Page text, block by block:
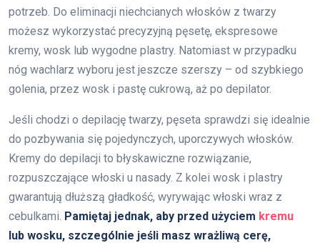
potrzeb. Do eliminacji niechcianych włosków z twarzy
możesz wykorzystać precyzyjną pęsetę, ekspresowe
kremy, wosk lub wygodne plastry. Natomiast w przypadku
nóg wachlarz wyboru jest jeszcze szerszy – od szybkiego
golenia, przez wosk i pastę cukrową, aż po depilator.
Jeśli chodzi o depilację twarzy, pęseta sprawdzi się idealnie
do pozbywania się pojedynczych, uporczywych włosków.
Kremy do depilacji to błyskawiczne rozwiązanie,
rozpuszczające włoski u nasady. Z kolei wosk i plastry
gwarantują dłuższą gładkość, wyrywając włoski wraz z
cebulkami. Pamiętaj jednak, aby przed użyciem kremu
lub wosku, szczególnie jeśli masz wrażliwą cerę,